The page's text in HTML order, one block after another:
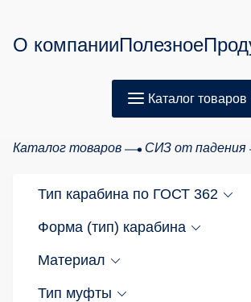
О компанииПолезное
Каталог товаров
Каталог товаров СИЗ от падения
Тип карабина по ГОСТ 362
Форма (тип) карабина
Материал
Тип муфты